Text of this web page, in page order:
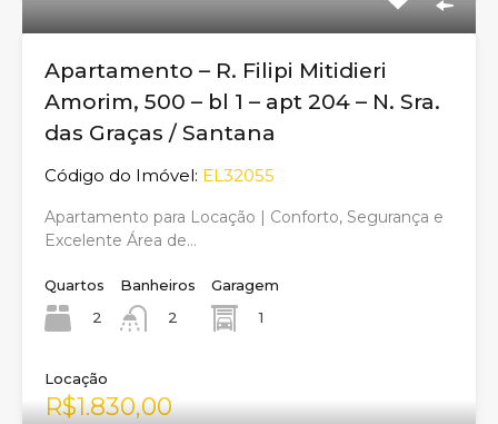
Apartamento – R. Filipi Mitidieri
Amorim, 500 – bl 1 – apt 204 – N. Sra.
das Graças / Santana
Código do Imóvel: EL32055
Apartamento para Locação | Conforto, Segurança e
Excelente Área de…
Quartos
2
Banheiros
2
Garagem
1
Locação
R$1.830,00